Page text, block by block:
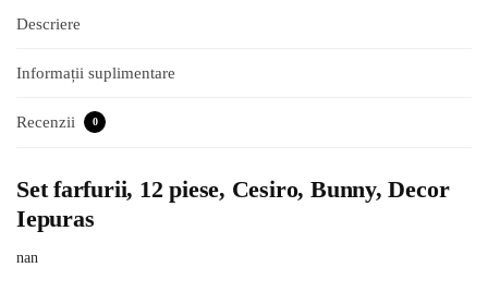
Descriere
Informații suplimentare
Recenzii 0
Set farfurii, 12 piese, Cesiro, Bunny, Decor
Iepuras
nan